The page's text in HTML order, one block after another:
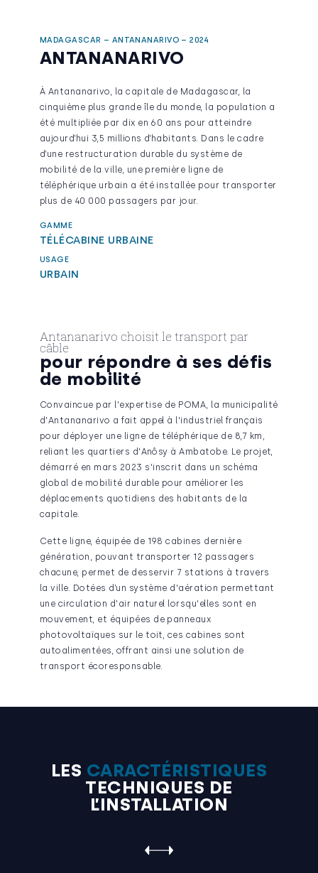
MADAGASCAR – ANTANANARIVO – 2024
ANTANANARIVO
À Antananarivo, la capitale de Madagascar, la
cinquième plus grande île du monde, la population a
été multipliée par dix en 60 ans pour atteindre
aujourd’hui 3,5 millions d’habitants. Dans le cadre
d’une restructuration durable du système de
mobilité de la ville, une première ligne de
téléphérique urbain a été installée pour transporter
plus de 40 000 passagers par jour.
GAMME
TÉLÉCABINE URBAINE
USAGE
URBAIN
Antananarivo choisit le transport par
câble
pour répondre à ses défis
de mobilité
Convaincue par l'expertise de POMA, la municipalité
d'Antananarivo a fait appel à l'industriel français
pour déployer une ligne de téléphérique de 8,7 km,
reliant les quartiers d'Anôsy à Ambatobe. Le projet,
démarré en mars 2023 s'inscrit dans un schéma
global de mobilité durable pour améliorer les
déplacements quotidiens des habitants de la
capitale.
Cette ligne, équipée de 198 cabines dernière
génération, pouvant transporter 12 passagers
chacune, permet de desservir 7 stations à travers
la ville. Dotées d’un système d'aération permettant
une circulation d'air naturel lorsqu'elles sont en
mouvement, et équipées de panneaux
photovoltaïques sur le toit, ces cabines sont
autoalimentées, offrant ainsi une solution de
transport écoresponsable.
LES CARACTÉRISTIQUES
TECHNIQUES DE
L’INSTALLATION